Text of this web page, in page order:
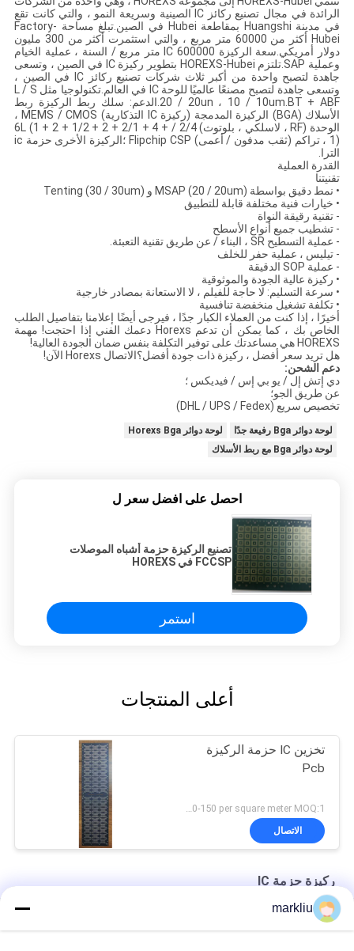
الرائدة في مجال تصنيع ركائز IC الصينية وسريعة النمو ، والتي كانت تقع
في مدينة Huangshi بمقاطعة Hubei في الصين.تبلغ مساحة Factory-
Hubei أكثر من 60000 متر مربع ، والتي استثمرت أكثر من 300 مليون
دولار أمريكي.سعة الركيزة IC 600000 متر مربع / السنة ، عملية الخيام
وعملية SAP.تلتزم HOREXS-Hubei بتطوير ركيزة IC في الصين ، وتسعى
جاهدة لتصبح واحدة من أكبر ثلاث شركات تصنيع ركائز IC في الصين ،
وتسعى جاهدة لتصبح مصنعًا عالميًا للوحة IC في العالم.تكنولوجيا مثل L / S
20 / 20un ، 10 / 10um.BT + ABF.الدعم: سلك ربط الركيزة ربط
الأسلاك (BGA) الركيزة المدمجة (ركيزة IC التذكارية) MEMS / CMOS ،
الوحدة (RF ، لاسلكي ، بلوتوث) 2/4 / 6L (1 + 2 + 1/2 + 2 + 2/1 + 4 +
1) ، تراكم (ثقب مدفون / أعمى) Flipchip CSP ؛الركيزة الأخرى حزمة ic
الترا.
القدرة العملية
تقنيتنا
• نمط دقيق بواسطة MSAP (20 / 20um) و Tenting (30 / 30um)
• خيارات فنية مختلفة قابلة للتطبيق
- تقنية رقيقة النواة
- تشطيب جميع أنواع الأسطح
- عملية التسطيح SR ، البناء / عن طريق تقنية التعبئة.
- تيليس ، عملية حفر للخلف
- عملية SOP الدقيقة
• ركيزة عالية الجودة والموثوقية
• سرعة التسليم: لا حاجة للفيلم ، لا الاستعانة بمصادر خارجية
• تكلفة تشغيل منخفضة تنافسية
أخيرًا ، إذا كنت من العملاء الكبار جدًا ، فيرجى أيضًا إعلامنا بتفاصيل الطلب
الخاص بك ، كما يمكن أن تدعم Horexs دعمك الفني إذا احتجت! مهمة
HOREXS هي مساعدتك على توفير التكلفة بنفس ضمان الجودة العالية!
هل تريد سعر أفضل ، ركيزة ذات جودة أفضل؟الاتصال Horexs الآن!
دعم الشحن:
دي إتش إل / يو بي إس / فيديكس ؛
عن طريق الجو؛
تخصيص سريع (DHL / UPS / Fedex)
لوحة دوائر Bga رفيعة جدًا
لوحة دوائر Horexs Bga
لوحة دوائر Bga مع ربط الأسلاك
احصل على افضل سعر ل
تصنيع الركيزة حزمة أشباه الموصلات
FCCSP في HOREXS
استمر
أعلى المنتجات
تخزين IC حزمة الركيزة
Pcb
US 120-150 per square meter MOQ:1 متر مربع
الاتصال
ركيزة حزمة IC
هيتاشي العلامة التجارية BT تصنيع الركيزة المادية
markliu